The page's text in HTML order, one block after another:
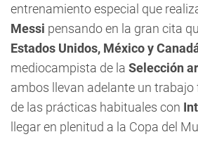
entrenamiento especial que
Messi pensando en la gran cita
Estados Unidos, México y
mediocampista de la Selección
ambos llevan adelante un
de las prácticas habituales con
llegar en plenitud a la Copa del